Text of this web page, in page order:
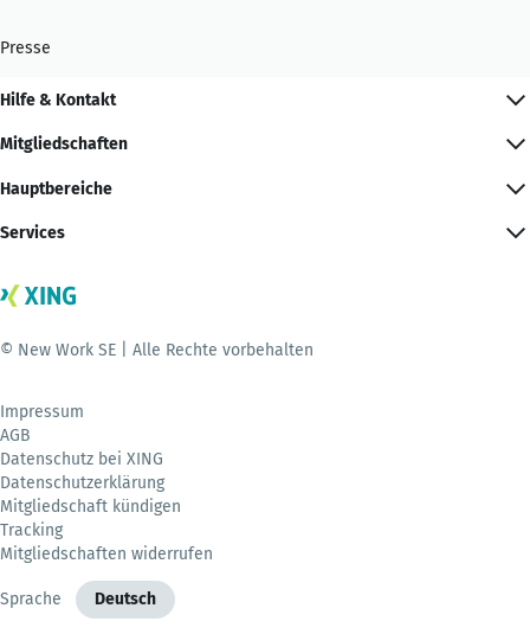
Presse
Hilfe & Kontakt
Mitgliedschaften
Hauptbereiche
Services
© New Work SE | Alle Rechte vorbehalten
Impressum
AGB
Datenschutz bei XING
Datenschutzerklärung
Mitgliedschaft kündigen
Tracking
Mitgliedschaften widerrufen
Sprache Deutsch